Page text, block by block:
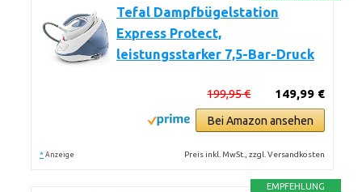
Tefal Dampfbügelstation
Express Protect,
leistungsstarker 7,5-Bar-Druck
149,99 €
199,95 €
Bei Amazon ansehen
* Anzeige Preis inkl. MwSt., zzgl. Versandkosten
EMPFEHLUNG